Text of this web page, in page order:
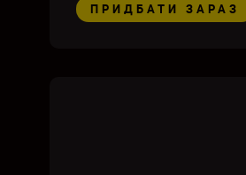
ПРИДБАТИ ЗАРАЗ